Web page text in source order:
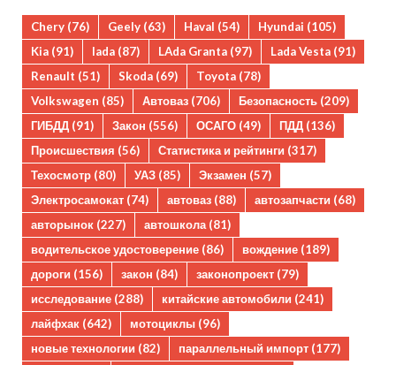
Chery (76) Geely (63) Haval (54) Hyundai (105)
Kia (91) lada (87) LAda Granta (97) Lada Vesta (91)
Renault (51) Skoda (69) Toyota (78)
Volkswagen (85) Автоваз (706) Безопасность (209)
ГИБДД (91) Закон (556) ОСАГО (49) ПДД (136)
Происшествия (56) Статистика и рейтинги (317)
Техосмотр (80) УАЗ (85) Экзамен (57)
Электросамокат (74) автоваз (88) автозапчасти (68)
авторынок (227) автошкола(81)
водительское удостоверение (86) вождение (189)
дороги (156) закон (84) законопроект (79)
исследование (288) китайские автомобили (241)
лайфхак (642) мотоциклы (96)
новые технологии (82) параллельный импорт (177)